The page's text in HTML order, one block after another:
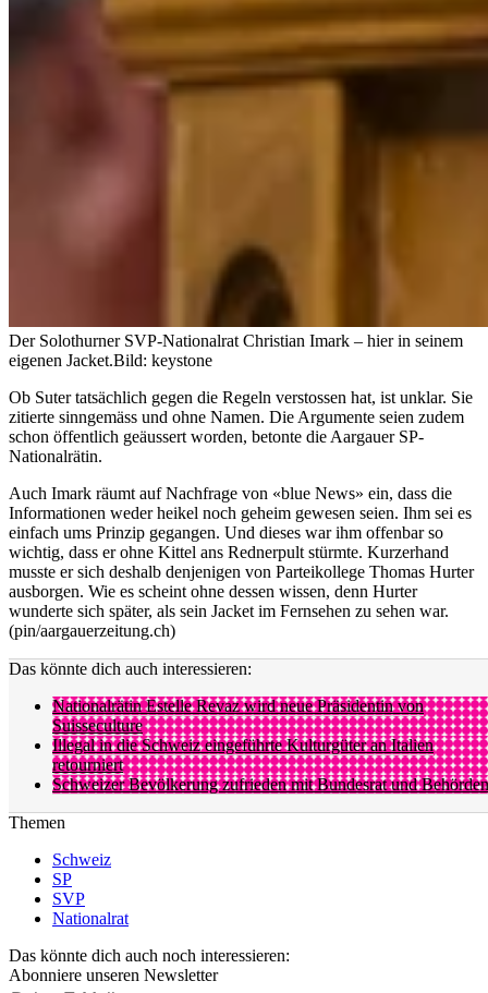
Der Solothurner SVP-Nationalrat Christian Imark – hier in seinem
eigenen Jacket.Bild: keystone
Ob Suter tatsächlich gegen die Regeln verstossen hat, ist unklar. Sie
zitierte sinngemäss und ohne Namen. Die Argumente seien zudem
schon öffentlich geäussert worden, betonte die Aargauer SP-
Nationalrätin.
Auch Imark räumt auf Nachfrage von «blue News» ein, dass die
Informationen weder heikel noch geheim gewesen seien. Ihm sei es
einfach ums Prinzip gegangen. Und dieses war ihm offenbar so
wichtig, dass er ohne Kittel ans Rednerpult stürmte. Kurzerhand
musste er sich deshalb denjenigen von Parteikollege Thomas Hurter
ausborgen. Wie es scheint ohne dessen wissen, denn Hurter
wunderte sich später, als sein Jacket im Fernsehen zu sehen war.
(pin/aargauerzeitung.ch)
Das könnte dich auch interessieren:
Nationalrätin Estelle Revaz wird neue Präsidentin von
Suisseculture
Illegal in die Schweiz eingeführte Kulturgüter an Italien
retourniert
Schweizer Bevölkerung zufrieden mit Bundesrat und Behörden
Themen
Schweiz
SP
SVP
Nationalrat
Das könnte dich auch noch interessieren:
Abonniere unseren Newsletter